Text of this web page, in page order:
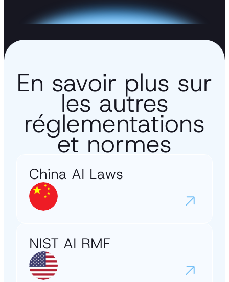
En savoir plus sur
les autres
réglementations
et normes
China AI Laws
NIST AI RMF